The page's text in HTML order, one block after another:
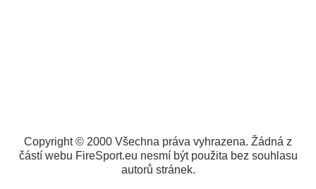
Copyright © 2000 Všechna práva vyhrazena. Žádná z
částí webu FireSport.eu nesmí být použita bez souhlasu
autorů stránek.